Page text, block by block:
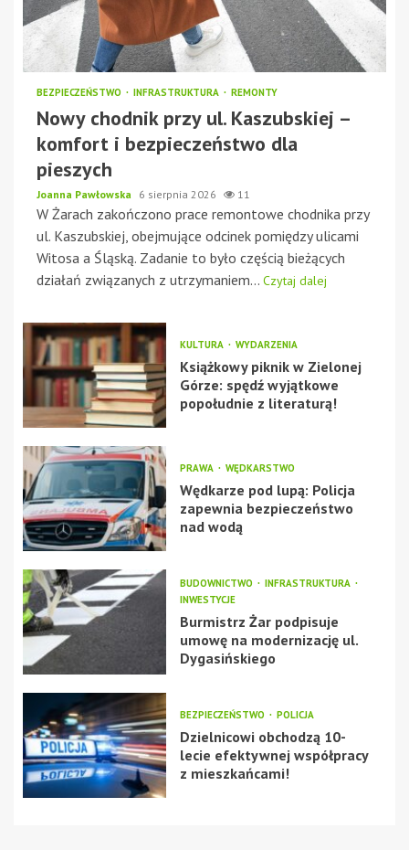
BEZPIECZEŃSTWO INFRASTRUKTURA REMONTY
Nowy chodnik przy ul. Kaszubskiej –
komfort i bezpieczeństwo dla
pieszych
Joanna Pawłowska 6 sierpnia 2026 11
W Żarach zakończono prace remontowe chodnika przy
ul. Kaszubskiej, obejmujące odcinek pomiędzy ulicami
Witosa a Śląską. Zadanie to było częścią bieżących
działań związanych z utrzymaniem... Czytaj dalej
KULTURA WYDARZENIA
Książkowy piknik w Zielonej
Górze: spędź wyjątkowe
popołudnie z literaturą!
PRAWA WĘDKARSTWO
Wędkarze pod lupą: Policja
zapewnia bezpieczeństwo
nad wodą
BUDOWNICTWO
INFRASTRUKTURA
INWESTYCJE
Burmistrz Żar podpisuje
umowę na modernizację ul.
Dygasińskiego
BEZPIECZEŃSTWO POLICJA
Dzielnicowi obchodzą 10-
lecie efektywnej współpracy
z mieszkańcami!